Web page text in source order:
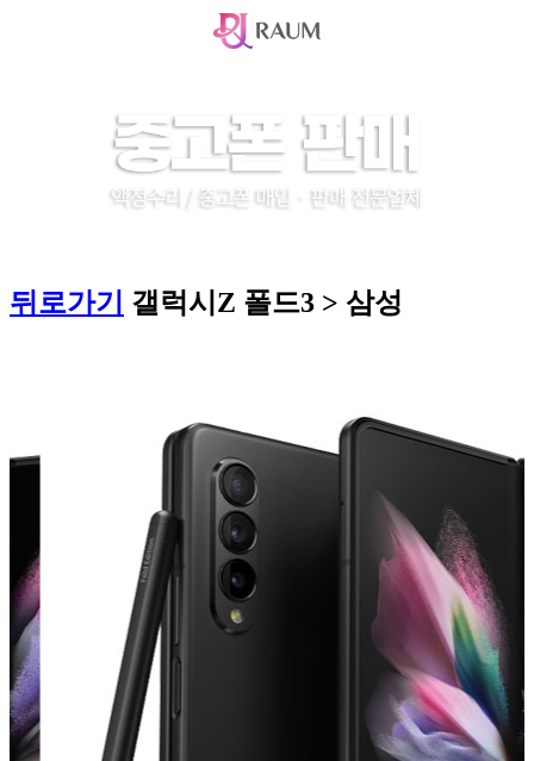
뒤로가기 갤럭시Z 폴드3 > 삼성